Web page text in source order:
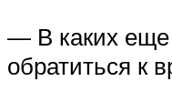
— В каких еще
обратиться к